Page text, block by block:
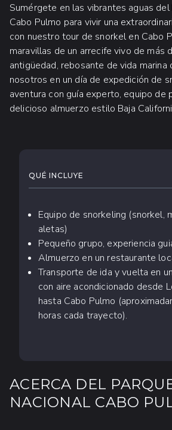
Sumérgete en las vibrantes aguas del
Cabo Pulmo para vivir una
con nuestro tour de snorkel en Cabo
maravillas de un arrecife vivo de más
antigüedad, rebosante de vida marina
nosotros en un día de expedición de
aventura con guía experto, equipo de
delicioso almuerzo estilo Baja
QUÉ INCLUYE
Equipo de snorkeling (snorkel,
aletas)
Pequeño grupo, experiencia
Almuerzo en un restaurante
Transporte de ida y vuelta en
con aire acondicionado desde
hasta Cabo Pulmo
horas cada trayecto).
ACERCA DEL
NACIONAL CABO